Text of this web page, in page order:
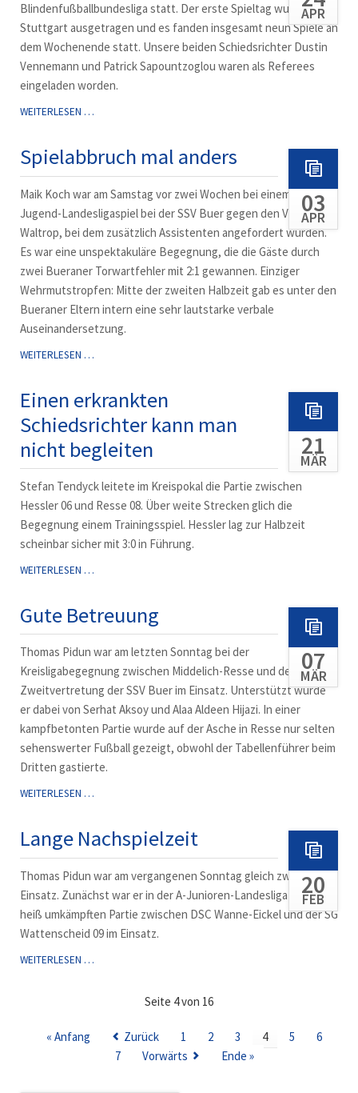
APR
Blindenfußballbundesliga statt. Der erste Spieltag wurde in
Stuttgart ausgetragen und es fanden insgesamt neun Spiele an
dem Wochenende statt. Unsere beiden Schiedsrichter Dustin
Vennemann und Patrick Sapountzoglou waren als Referees
eingeladen worden.
WEITERLESEN …DER
WIEDER!
Spielabbruch mal anders
03
APR
Maik Koch war am Samstag vor zwei Wochen bei einem C-
Jugend-Landesligaspiel bei der SSV Buer gegen den VfB
Waltrop, bei dem zusätzlich Assistenten angefordert wurden.
Es war eine unspektakuläre Begegnung, die die Gäste durch
zwei Bueraner Torwartfehler mit 2:1 gewannen. Einziger
Wehrmutstropfen: Mitte der zweiten Halbzeit gab es unter den
Bueraner Eltern intern eine sehr lautstarke verbale
Auseinandersetzung.
WEITERLESEN …SPIELABBRUCH
Einen erkrankten
Schiedsrichter kann man
nicht begleiten
21
MÄR
Stefan Tendyck leitete im Kreispokal die Partie zwischen
Hessler 06 und Resse 08. Über weite Strecken glich die
Begegnung einem Trainingsspiel. Hessler lag zur Halbzeit
scheinbar sicher mit 3:0 in Führung.
WEITERLESEN …EINEN
KANN
MAN
NICHT
BEGLEITEN
Gute Betreuung
07
MÄR
Thomas Pidun war am letzten Sonntag bei der
Kreisligabegegnung zwischen Middelich-Resse und der
Zweitvertretung der SSV Buer im Einsatz. Unterstützt wurde
er dabei von Serhat Aksoy und Alaa Aldeen Hijazi. In einer
kampfbetonten Partie wurde auf der Asche in Resse nur selten
sehenswerter Fußball gezeigt, obwohl der Tabellenführer beim
Dritten gastierte.
WEITERLESEN …GUTE
Lange Nachspielzeit
20
FEB
Thomas Pidun war am vergangenen Sonntag gleich zweimal im
Einsatz. Zunächst war er in der A-Junioren-Landesliga bei der
heiß umkämpften Partie zwischen DSC Wanne-Eickel und der SG
Wattenscheid 09 im Einsatz.
WEITERLESEN …LANGE
Seite 4 von 16
« Anfang Zurück 1 2 3 4 5
6
7
Vorwärts Ende »